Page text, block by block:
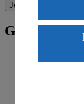
Jetzt zur Anmeldung
Gut
USA durch
Wenn du
des Art. 49
Daten in
die USA als
Standards
Es besteht